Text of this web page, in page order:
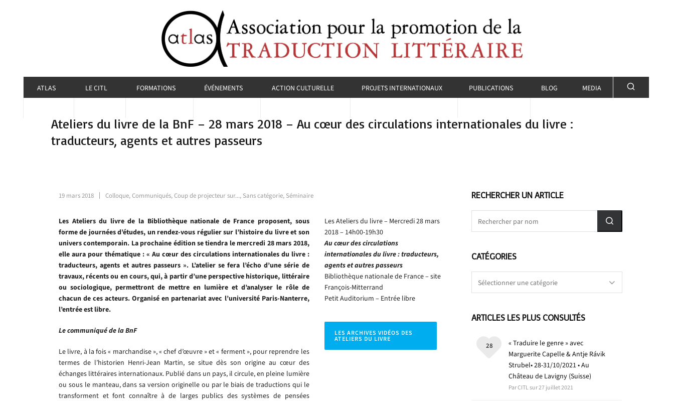
ATLAS LE CITL FORMATIONS ÉVÉNEMENTS ACTION CULTURELLE PROJETS INTERNATIONAUX PUBLICATIONS BLOG MEDIA
Ateliers du livre de la BnF – 28 mars 2018 – Au cœur des circulations internationales du livre :
traducteurs, agents et autres passeurs
19 mars 2018 Colloque,Communiqués,Coup de projecteur sur..., Sans catégorie, Séminaire
Les Ateliers du livre de la Bibliothèque nationale de France proposent, sous
forme de journées d’études, un rendez-vous régulier sur l’histoire du livre et son
univers contemporain. La prochaine édition se tiendra le mercredi 28 mars 2018,
elle aura pour thématique : « Au cœur des circulations internationales du livre :
traducteurs, agents et autres passeurs ». L’atelier se fera l’écho d’une série de
travaux, récents ou en cours, qui, à partir d’une perspective historique, littéraire
ou sociologique, permettront de mettre en lumière et d’analyser le rôle de
chacun de ces acteurs. Organisé en partenariat avec l’université Paris-Nanterre,
l’entrée est libre.
Le communiqué de la BnF
Le livre, à la fois « marchandise », « chef d’œuvre » et « ferment », pour reprendre les
termes de l’historien Henri-Jean Martin, se situe dès son origine au cœur des
échanges littéraires internationaux. Publié dans un pays, il circule, en pleine lumière
ou sous le manteau, dans sa version originelle ou par le biais de traductions qui le
transforment et font connaître à de larges publics des systèmes de pensées
Les Ateliers du livre – Mercredi 28 mars
2018 – 14h00-19h30
Au cœur des circulations
internationales du livre : traducteurs,
agents et autres passeurs
Bibliothèque nationale de France – site
François-Mitterrand
Petit Auditorium – Entrée libre
LES ARCHIVES VIDÉOS DES
ATELIERS DU LIVRE
RECHERCHER UN ARTICLE
CATÉGORIES
ARTICLES LES PLUS CONSULTÉS
« Traduire le genre » avec
Marguerite Capelle & Antje Rávik
Strubel• 28-31/10/2021 • Au
Château de Lavigny (Suisse)
Par CITL sur 27 juillet 2021
28